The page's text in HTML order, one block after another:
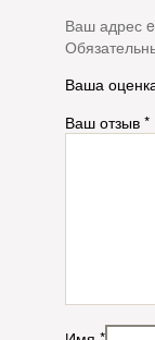
Ваш адрес
Ваша
Ваш отзыв *